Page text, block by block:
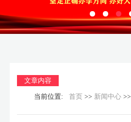
文章内容
当前位置: 首页 >> 新闻中心 >>